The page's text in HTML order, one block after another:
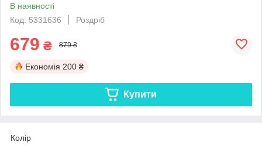
В наявності
Код: 5331636
Роздріб
679 ₴ 879 ₴
Економія 200 ₴
Купити
Колір